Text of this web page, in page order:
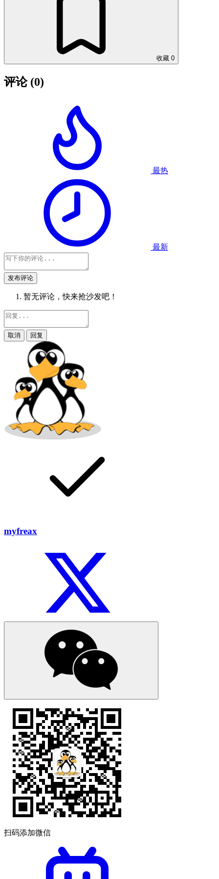
收藏 0
评论 (0)
最热
最新
发布评论
暂无评论，快来抢沙发吧！
取消 回复
myfreax
扫码添加微信